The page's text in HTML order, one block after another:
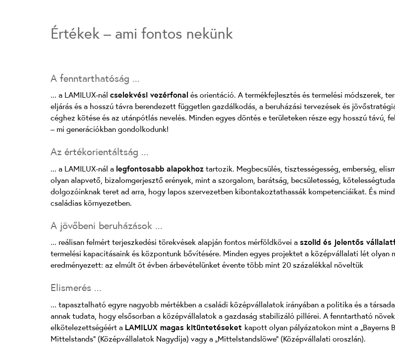
Értékek – ami fontos nekünk
A fenntarthatóság ...
... a LAMILUX-nál cselekvési vezérfonal és orientáció. A termékfejlesztés és termelési módszerek,
eljárás és a hosszú távra berendezett független gazdálkodás, a beruházási tervezések és
céghez kötése és az utánpótlás nevelés. Minden egyes döntés e területeken része egy hosszú távú,
– mi generációkban gondolkodunk!
Az értékorientáltság ...
... a LAMILUX-nál a legfontosabb alapokhoz tartozik. Megbecsülés, tisztességesség, emberség,
olyan alapvető, bizalomgerjesztő erények, mint a szorgalom, barátság, becsületesség,
dolgozóinknak teret ad arra, hogy lapos szervezetben kibontakoztathassák kompetenciáikat. És
családias környezetben.
A jövőbeni beruházások ...
... reálisan felmért terjeszkedési törekvések alapján fontos mérföldkövei a szolid és jelentős
termelési kapacitásaink és központunk bővítésére. Minden egyes projektet a középvállalati lét olyan
eredményezett: az elmúlt öt évben árbevételünket évente több mint 20 százalékkal növeltük
Elismerés ...
... tapasztalható egyre nagyobb mértékben a családi középvállalatok irányában a politika és a
annak tudata, hogy elsősorban a középvállalatok a gazdaság stabilizáló pillérei. A fenntartható
elkötelezettségéért a LAMILUX magas kitüntetéseket kapott olyan pályázatokon mint a „Bayerns
Mittelstands” (Középvállalatok Nagydíja) vagy a „Mittelstandslöwe” (Középvállalati oroszlán).